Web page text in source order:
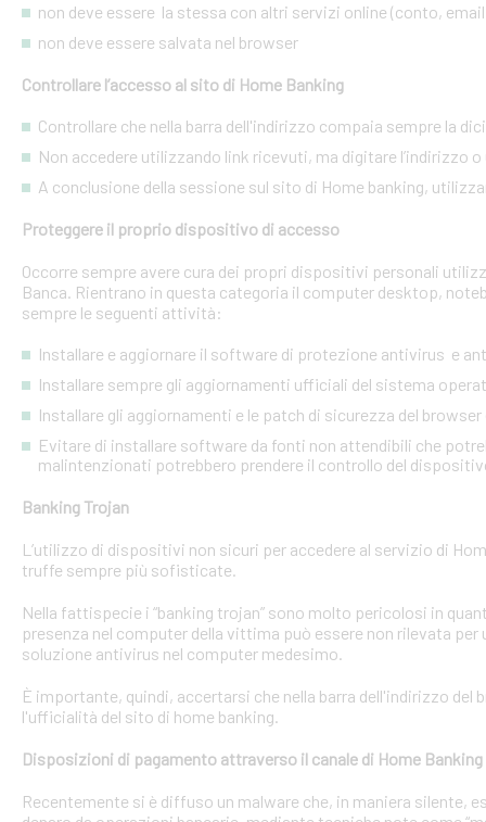
non deve essere la stessa con altri servizi online (conto,
non deve essere salvata nel browser
Controllare l’accesso al sito di Home Banking
Controllare che nella barra dell'indirizzo compaia sempre la
Non accedere utilizzando link ricevuti, ma digitare l’indirizzo
A conclusione della sessione sul sito di Home banking,
Proteggere il proprio dispositivo di accesso
Occorre sempre avere cura dei propri dispositivi personali
Banca. Rientrano in questa categoria il computer desktop,
sempre le seguenti attività:
Installare e aggiornare il software di protezione antivirus e
Installare sempre gli aggiornamenti ufficiali del sistema
Installare gli aggiornamenti e le patch di sicurezza del
Evitare di installare software da fonti non attendibili che
malintenzionati potrebbero prendere il controllo del
Banking Trojan
L’utilizzo di dispositivi non sicuri per accedere al servizio di
truffe sempre più sofisticate.
Nella fattispecie i “banking trojan” sono molto pericolosi in
presenza nel computer della vittima può essere non rilevata
soluzione antivirus nel computer medesimo.
È importante, quindi, accertarsi che nella barra dell'indirizzo
l'ufficialità del sito di home banking.
Disposizioni di pagamento attraverso il canale di Home Banking
Recentemente si è diffuso un malware che, in maniera silente,